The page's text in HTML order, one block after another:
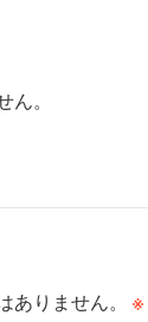
。
りません。 ※